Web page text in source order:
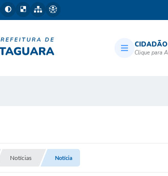
CIDADÃO
Notícias Notícia